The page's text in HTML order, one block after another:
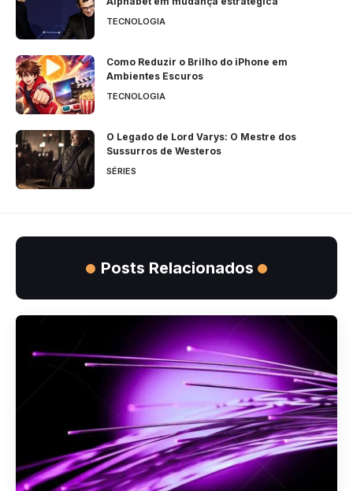
TECNOLOGIA
Como Reduzir o Brilho do iPhone em
Ambientes Escuros
TECNOLOGIA
O Legado de Lord Varys: O Mestre dos
Sussurros de Westeros
SÉRIES
Posts Relacionados